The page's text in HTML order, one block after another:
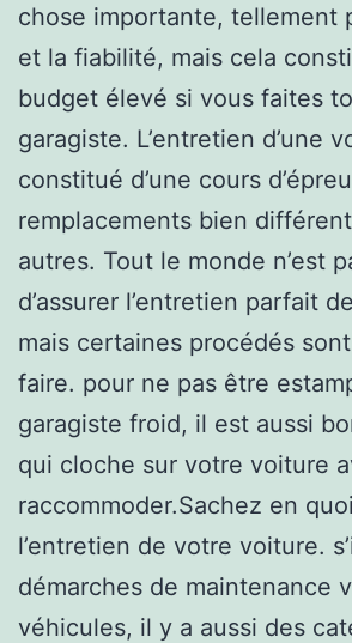
chose importante, tellement
et la fiabilité, mais cela
budget élevé si vous faites
garagiste. L’entretien d’une
constitué d’une cours
remplacements bien
autres. Tout le monde n’est
d’assurer l’entretien parfait
mais certaines procédés
faire. pour ne pas être
garagiste froid, il est aussi
qui cloche sur votre voiture
raccommoder.Sachez en
l’entretien de votre voiture.
démarches de maintenance
véhicules, il y a aussi des